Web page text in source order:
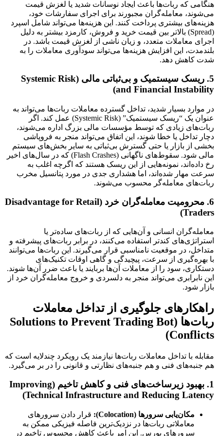
هنگامی که ربات‌ها باعث ایجاد نوسانات شدید یا لغزش قیمت
می‌شوند، معامله‌گران مجبورند برای اجرای سفارشات خود،
هزینه‌های بیشتری پرداخت کنند. این هزینه‌ها می‌تواند شامل اسپرد
(Spread) بالاتر بین قیمت خرید و فروش، کارمزد بیشتر به دلیل
اجرای معاملات متعدد، و زیان ناشی از لغزش قیمت باشد. در
بلندمدت، این افزایش هزینه‌ها می‌تواند سودآوری معاملات را به
شدت کاهش دهد.
5. ریسک سیستمیک و بی‌ثباتی مالی (Systemic Risk
and Financial Instability)
در موارد بسیار شدید، تداخل گسترده معاملات ربات‌ها می‌تواند به
عنوان یک “ریسک سیستمیک” (Systemic Risk) عمل کند. اگر
ربات‌های زیادی که توسط مؤسسات مالی بزرگ اداره می‌شوند،
دچار تداخل یا خطا شوند، این اتفاق می‌تواند منجر به فروپاشی
بخشی از بازار یا حتی گسترش بی‌ثباتی به سایر بخش‌های سیستم
مالی شود. سقوط‌های ناگهانی (Flash Crashes) که در سال‌های اخیر
رخ داده‌اند، نمونه‌هایی از این ریسک هستند که اگرچه اغلب به
سرعت مهار شده‌اند، اما هشداری جدی در مورد پتانسیل مخرب
ربات‌های معامله‌گر محسوب می‌شوند.
6. محرومیت معامله‌گران خرد (Disadvantage for Retail
Traders)
معامله‌گران انسانی و آن‌هایی که از ربات‌های ساده‌تر یا
استراتژی‌های کندتر استفاده می‌کنند، در برابر ربات‌های پیشرفته و
متداخل، در موقعیت نامناسبی قرار می‌گیرند. این ربات‌ها می‌توانند
با بهره‌گیری از سرعت، پیچیدگی و گاهی اوقات تکنیک‌های
دستکاری، سود را از معاملات آن‌ها بربایند یا باعث ضرر آن‌ها شوند.
این نابرابری می‌تواند منجر به دلسردی و خروج معامله‌گران خرد از
بازار شود.
راهکارهای جلوگیری از تداخل معاملات
ربات‌ها (Solutions to Prevent Trading Bot
Conflicts)
مقابله با تداخل معاملات ربات‌ها نیازمند یک رویکرد چندلایه است که
هم جنبه‌های فنی و هم جنبه‌های نظارتی و قانونی را در بر می‌گیرد.
1. بهبود زیرساخت‌های فنی و کاهش تاخیم (Improving
Technical Infrastructure and Reducing Latency)
مکان‌یابی سرورها (Colocation):
قرار دادن سرورهای
معاملاتی ربات‌ها در نزدیک‌ترین فاصله فیزیکی ممکن به
سرورهای بورس. این امر باعث کاهش محسوس تاخیم در